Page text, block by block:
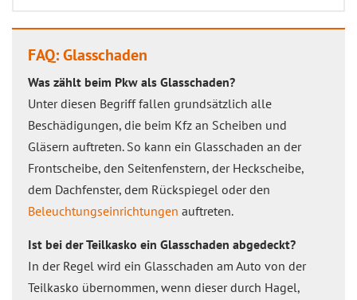
FAQ: Glasschaden
Was zählt beim Pkw als Glasschaden?
Unter diesen Begriff fallen grundsätzlich alle
Beschädigungen, die beim Kfz an Scheiben und
Gläsern auftreten. So kann ein Glasschaden an der
Frontscheibe, den Seitenfenstern, der Heckscheibe,
dem Dachfenster, dem Rückspiegel oder den
Beleuchtungseinrichtungen auftreten.
Ist bei der Teilkasko ein Glasschaden abgedeckt?
In der Regel wird ein Glasschaden am Auto von der
Teilkasko übernommen, wenn dieser durch Hagel,